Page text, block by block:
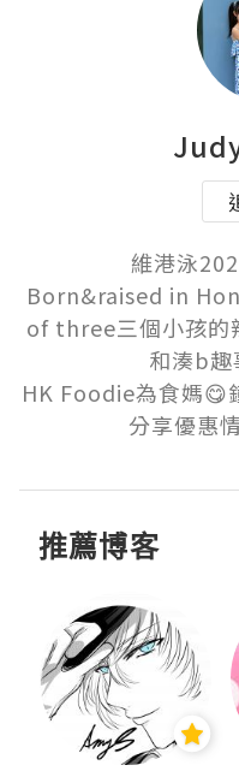
維港泳
Born&raised in
of three三個小孩的
和湊b趣
HK Foodie為食媽😋
分享優惠
推薦博客